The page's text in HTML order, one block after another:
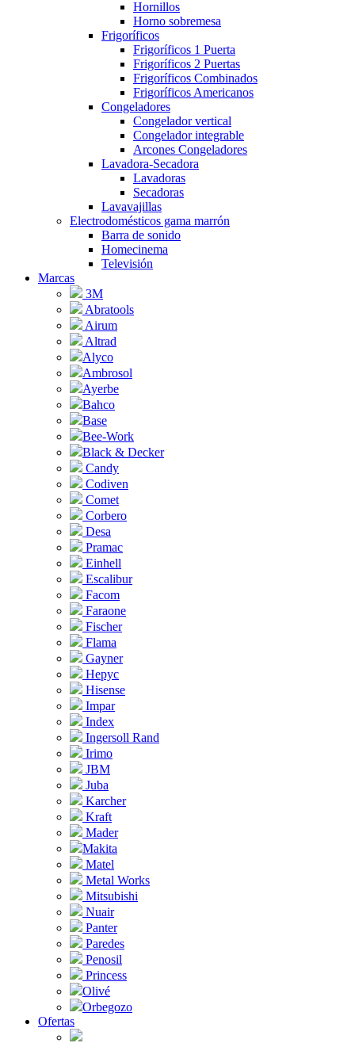
Hornillos
Horno sobremesa
Frigoríficos
Frigoríficos 1 Puerta
Frigoríficos 2 Puertas
Frigoríficos Combinados
Frigoríficos Americanos
Congeladores
Congelador vertical
Congelador integrable
Arcones Congeladores
Lavadora-Secadora
Lavadoras
Secadoras
Lavavajillas
Electrodomésticos gama marrón
Barra de sonido
Homecinema
Televisión
Marcas
3M
Abratools
Airum
Altrad
Alyco
Ambrosol
Ayerbe
Bahco
Base
Bee-Work
Black & Decker
Candy
Codiven
Comet
Corbero
Desa
Pramac
Einhell
Escalibur
Facom
Faraone
Fischer
Flama
Gayner
Hepyc
Hisense
Impar
Index
Ingersoll Rand
Irimo
JBM
Juba
Karcher
Kraft
Mader
Makita
Matel
Metal Works
Mitsubishi
Nuair
Panter
Paredes
Penosil
Princess
Olivé
Orbegozo
Ofertas